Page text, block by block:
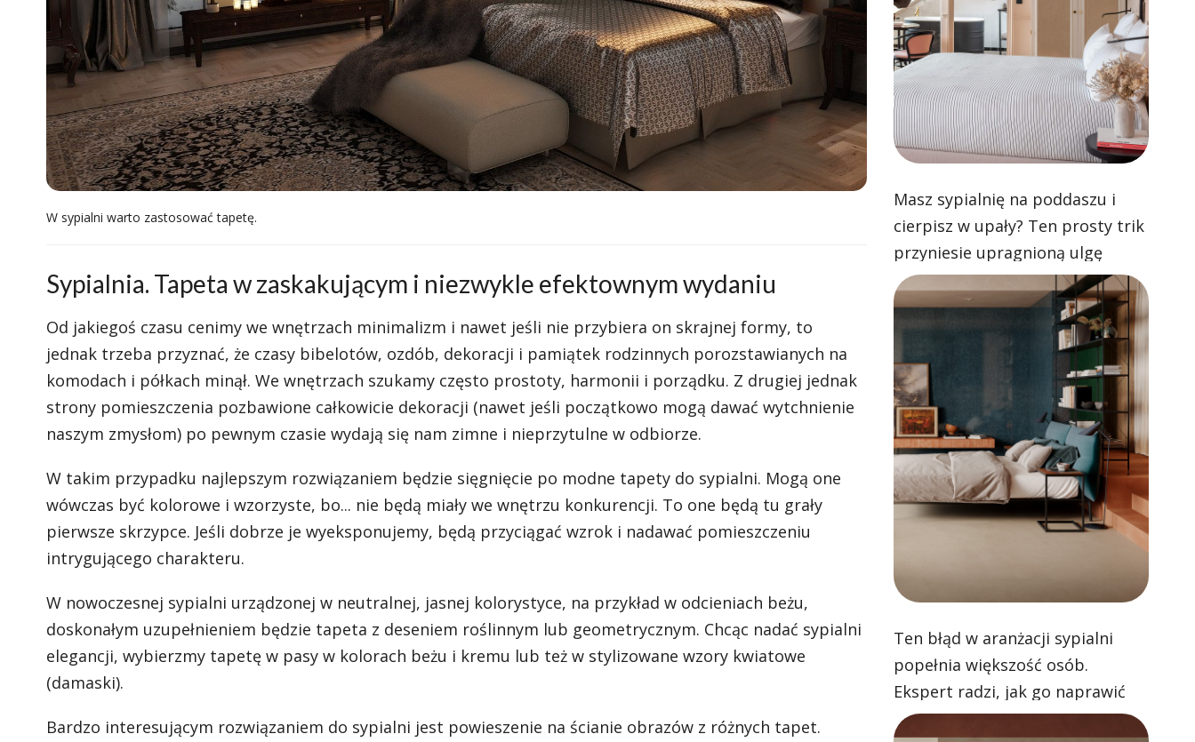
W sypialni warto zastosować tapetę.
Sypialnia. Tapeta w zaskakującym i niezwykle efektownym wydaniu
Od jakiegoś czasu cenimy we wnętrzach minimalizm i nawet jeśli nie przybiera on skrajnej formy, to
jednak trzeba przyznać, że czasy bibelotów, ozdób, dekoracji i pamiątek rodzinnych porozstawianych na
komodach i półkach minął. We wnętrzach szukamy często prostoty, harmonii i porządku. Z drugiej jednak
strony pomieszczenia pozbawione całkowicie dekoracji (nawet jeśli początkowo mogą dawać wytchnienie
naszym zmysłom) po pewnym czasie wydają się nam zimne i nieprzytulne w odbiorze.
W takim przypadku najlepszym rozwiązaniem będzie sięgnięcie po modne tapety do sypialni. Mogą one
wówczas być kolorowe i wzorzyste, bo... nie będą miały we wnętrzu konkurencji. To one będą tu grały
pierwsze skrzypce. Jeśli dobrze je wyeksponujemy, będą przyciągać wzrok i nadawać pomieszczeniu
intrygującego charakteru.
W nowoczesnej sypialni urządzonej w neutralnej, jasnej kolorystyce, na przykład w odcieniach beżu,
doskonałym uzupełnieniem będzie tapeta z deseniem roślinnym lub geometrycznym. Chcąc nadać sypialni
elegancji, wybierzmy tapetę w pasy w kolorach beżu i kremu lub też w stylizowane wzory kwiatowe
(damaski).
Bardzo interesującym rozwiązaniem do sypialni jest powieszenie na ścianie obrazów z różnych tapet.
Masz sypialnię na poddaszu i
cierpisz w upały? Ten prosty trik
przyniesie upragnioną ulgę
Ten błąd w aranżacji sypialni
popełnia większość osób.
Ekspert radzi, jak go naprawić